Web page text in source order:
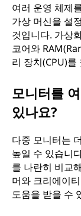
여러 운영 체제
가상 머신을 설
것입니다. 가상
코어와
리 장치(CPU)를
모니터를
있나요?
다중 모니터는
높일 수 있습니
를 나란히 비교
머와 크리에이
도움을 받을 수